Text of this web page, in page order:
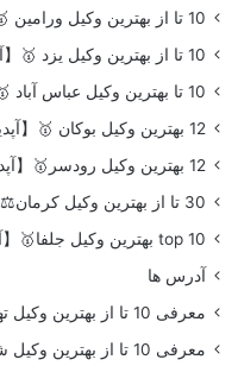
10 تا از بهترین وکیل ورامین 🥇【آپدیت جدید】
10 تا از بهترین وکیل یزد 🥇【آپدیت جدید】
10 تا بهترین وکیل عباس آباد 🥇【آپدیت جدید】⚖️
12 بهترین وکیل بوکان 🥇【آپدیت جدید】⚖️
12 بهترین وکیل رودسر🥇【آپدیت جدید】⚖️
30 تا از بهترین وکیل کرمان⚖️سال 1405
top 10 بهترین وکیل جلفا🥇【آپدیت جدید】⚖️
آدرس ها
معرفی 10 تا از بهترین وکیل تهران 🥇【آپدیت جدید】⚖️
معرفی 10 تا از بهترین وکیل شیراز 🥇【آپدیت جدید】⚖️